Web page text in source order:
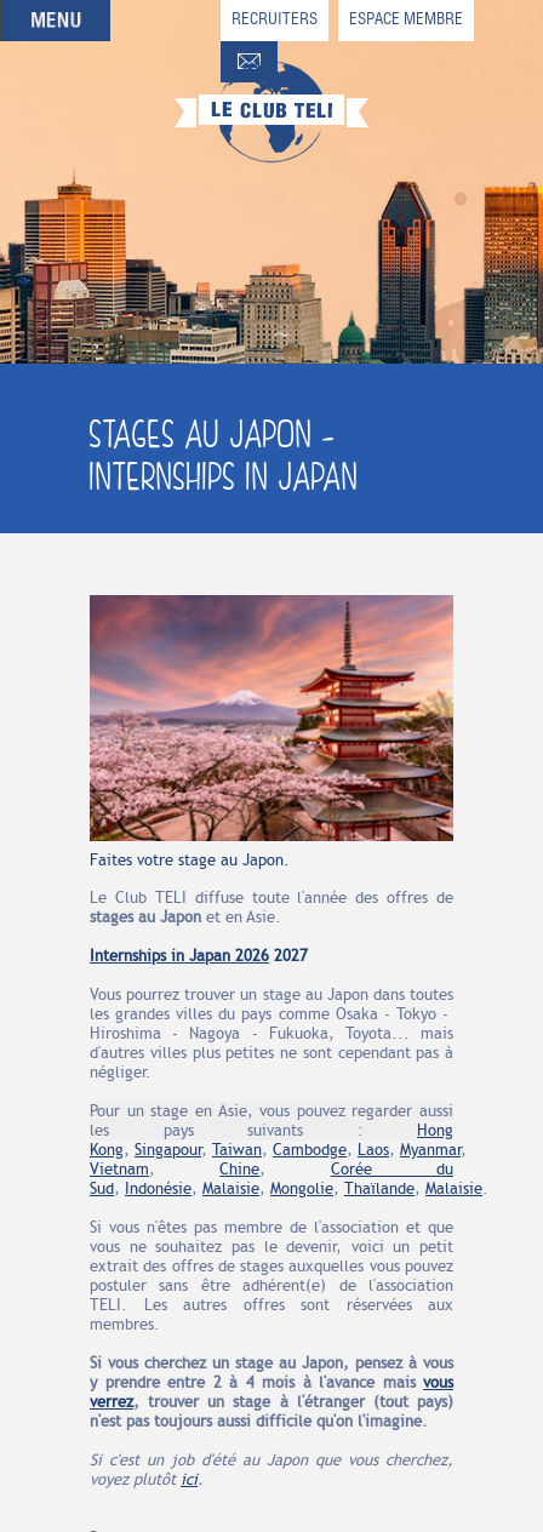
QUI SOMMES-NOUS
QUE CHERCHEZ-VOUS ?
NOS OFFRES PARTENAIRES
DEVENIR MEMBRE
RECRUITERS ESPACE MEMBRE
STAGES AU JAPON -
INTERNSHIPS IN JAPAN
Faites votre stage au Japon.
Le Club TELI diffuse toute l'année des offres de
stages au Japon et en Asie.
Internships in Japan 2026 2027
Vous pourrez trouver un stage au Japon dans toutes
les grandes villes du pays comme Osaka - Tokyo -
Hiroshima - Nagoya - Fukuoka, Toyota... mais
d'autres villes plus petites ne sont cependant pas à
négliger.
Pour un stage en Asie, vous pouvez regarder aussi
les pays suivants : Hong
Kong, Singapour, Taiwan, Cambodge, Laos, Myanmar,
Vietnam, Chine, Corée du
Sud, Indonésie, Malaisie, Mongolie, Thaïlande, Malaisie.
Si vous n'êtes pas membre de l'association et que
vous ne souhaitez pas le devenir, voici un petit
extrait des offres de stages auxquelles vous pouvez
postuler sans être adhérent(e) de l'association
TELI. Les autres offres sont réservées aux
membres.
Si vous cherchez un stage au Japon, pensez à vous
y prendre entre 2 à 4 mois à l'avance mais vous
verrez, trouver un stage à l'étranger (tout pays)
n'est pas toujours aussi difficile qu'on l'imagine.
Si c'est un job d'été au Japon que vous cherchez,
voyez plutôt ici.